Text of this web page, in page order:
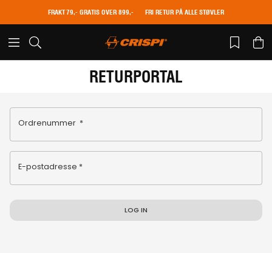
FRAKT 79,- GRATIS OVER 899,- FRI RETUR PÅ ALLE STØVLER
RETURPORTAL